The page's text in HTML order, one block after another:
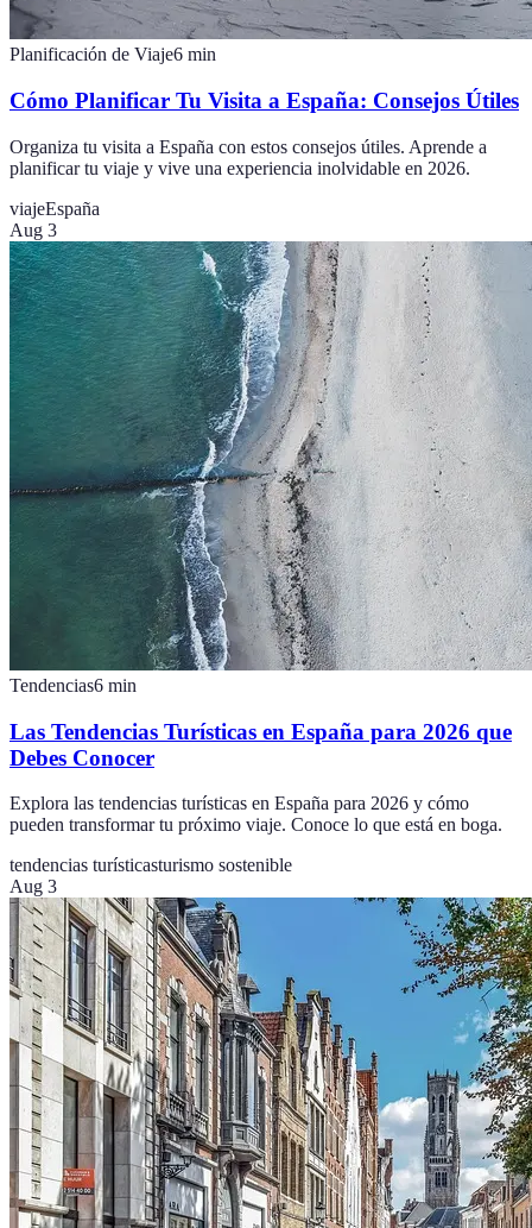
Planificación de Viaje6 min
Cómo Planificar Tu Visita a España: Consejos Útiles
Organiza tu visita a España con estos consejos útiles. Aprende a
planificar tu viaje y vive una experiencia inolvidable en 2026.
viajeEspaña
Aug 3
Tendencias6 min
Las Tendencias Turísticas en España para 2026 que
Debes Conocer
Explora las tendencias turísticas en España para 2026 y cómo
pueden transformar tu próximo viaje. Conoce lo que está en boga.
tendencias turísticasturismo sostenible
Aug 3